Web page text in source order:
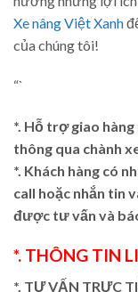
Xe nâng Việt Xanh
của chúng tôi!
“`
*. Hỗ trợ giao
thông qua chành
*. Khách hàng có
call hoặc nhắn tin
được tư vấn và
*. THÔNG TIN
*. TƯ VẤN TRỰC